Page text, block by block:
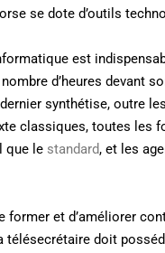
se dote d’outils
est
d’heures devant
synthétise, outre
classiques, toutes les
que le standard, et les
former et d’améliorer
télésecrétaire doit